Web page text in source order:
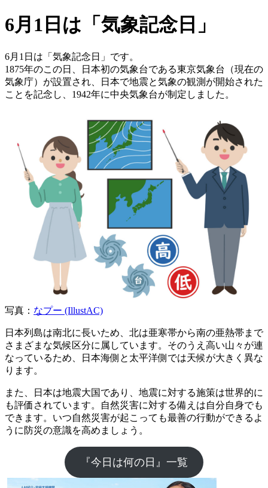
6月1日は「気象記念日」
6月1日は「気象記念日」です。
1875年のこの日、日本初の気象台である東京気象台（現在の
気象庁）が設置され、日本で地震と気象の観測が開始された
ことを記念し、1942年に中央気象台が制定しました。
写真： なプー (IllustAC)
日本列島は南北に長いため、北は亜寒帯から南の亜熱帯まで
さまざまな気候区分に属しています。そのうえ高い山々が連
なっているため、日本海側と太平洋側では天候が大きく異な
ります。
また、日本は地震大国であり、地震に対する施策は世界的に
も評価されています。自然災害に対する備えは自分自身でも
できます。いつ自然災害が起こっても最善の行動ができるよ
うに防災の意識を高めましょう。
『今日は何の日』一覧